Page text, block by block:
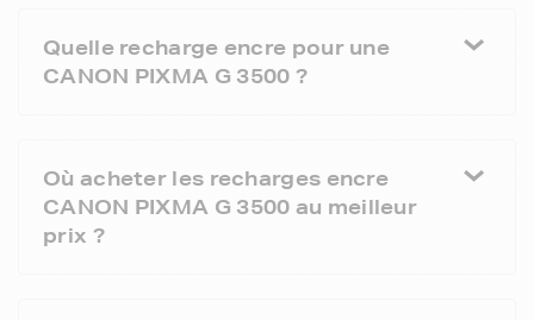
Quelle recharge encre pour une
CANON PIXMA G 3500 ?
Où acheter les recharges encre
CANON PIXMA G 3500 au meilleur
prix ?